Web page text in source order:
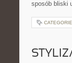
sposób bliski